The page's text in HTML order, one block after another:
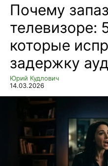
Почему
телевизоре:
которые
задержку
Юрий Кудлович
14.03.2026